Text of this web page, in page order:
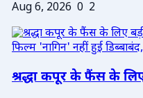
Aug 6, 2026 0 2
श्रद्धा कपूर के फैंस के